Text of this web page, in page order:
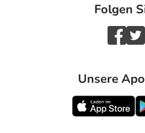
Folgen
Unsere